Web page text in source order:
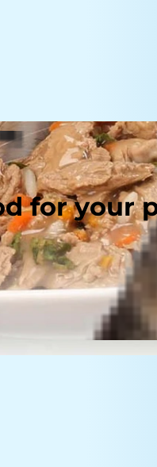
for your